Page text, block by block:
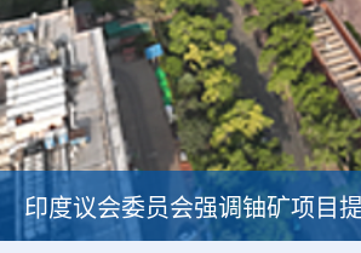
印度议会委员会强调铀矿项目